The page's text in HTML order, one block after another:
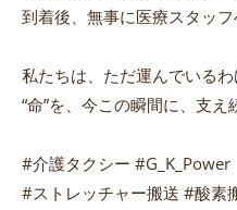
到着後、無事に医療スタッフ
私たちは、ただ運んでいるわ
“命”を、今この瞬間に、支え
#介護タクシー #G_K_Power
#ストレッチャー搬送 #酸素